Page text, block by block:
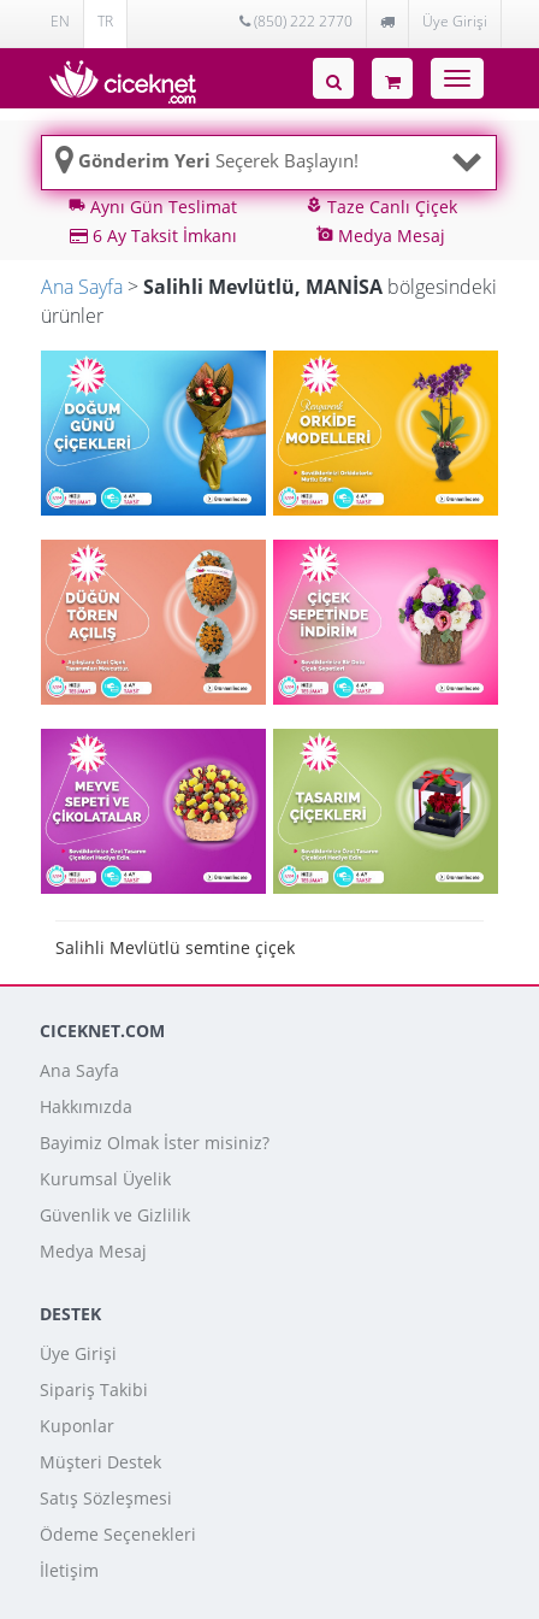
EN TR (850) 222 2770 Üye Girişi
Toggle
navigation
Gönderim Yeri Seçerek Başlayın!
local_shippingAynı Gün Teslimat local_floristTaze Canlı Çiçek
6 Ay Taksit İmkanı
add_a_photo Medya Mesaj
Ana Sayfa >Salihli Mevlütlü, MANİSA bölgesindeki
ürünler
Salihli Mevlütlü semtine çiçek
CICEKNET.COM
Ana Sayfa
Hakkımızda
Bayimiz Olmak İster misiniz?
Kurumsal Üyelik
Güvenlik ve Gizlilik
Medya Mesaj
DESTEK
Üye Girişi
Sipariş Takibi
Kuponlar
Müşteri Destek
Satış Sözleşmesi
Ödeme Seçenekleri
İletişim